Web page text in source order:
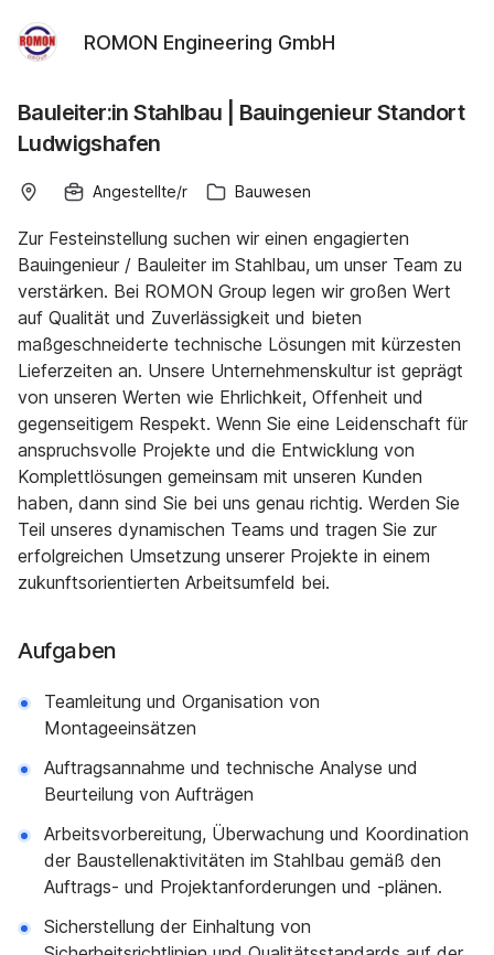
ROMON Engineering GmbH
Bauleiter:in Stahlbau | Bauingenieur Standort
Ludwigshafen
Angestellte/r Bauwesen
Zur Festeinstellung suchen wir einen engagierten
Bauingenieur / Bauleiter im Stahlbau, um unser Team zu
verstärken. Bei ROMON Group legen wir großen Wert
auf Qualität und Zuverlässigkeit und bieten
maßgeschneiderte technische Lösungen mit kürzesten
Lieferzeiten an. Unsere Unternehmenskultur ist geprägt
von unseren Werten wie Ehrlichkeit, Offenheit und
gegenseitigem Respekt. Wenn Sie eine Leidenschaft für
anspruchsvolle Projekte und die Entwicklung von
Komplettlösungen gemeinsam mit unseren Kunden
haben, dann sind Sie bei uns genau richtig. Werden Sie
Teil unseres dynamischen Teams und tragen Sie zur
erfolgreichen Umsetzung unserer Projekte in einem
zukunftsorientierten Arbeitsumfeld bei.
Aufgaben
Teamleitung und Organisation von
Montageeinsätzen
Auftragsannahme und technische Analyse und
Beurteilung von Aufträgen
Arbeitsvorbereitung, Überwachung und Koordination
der Baustellenaktivitäten im Stahlbau gemäß den
Auftrags- und Projektanforderungen und -plänen.
Sicherstellung der Einhaltung von